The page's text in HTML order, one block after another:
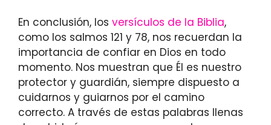
En conclusión, los versículos de la Biblia,
como los salmos 121 y 78, nos recuerdan la
importancia de confiar en Dios en todo
momento. Nos muestran que Él es nuestro
protector y guardián, siempre dispuesto a
cuidarnos y guiarnos por el camino
correcto. A través de estas palabras llenas